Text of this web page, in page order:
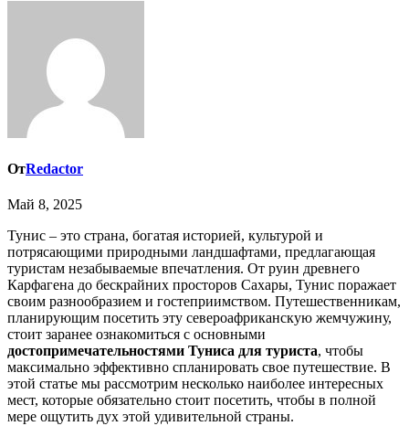
ОтRedactor
Май 8, 2025
Тунис – это страна, богатая историей, культурой и
потрясающими природными ландшафтами, предлагающая
туристам незабываемые впечатления. От руин древнего
Карфагена до бескрайних просторов Сахары, Тунис поражает
своим разнообразием и гостеприимством. Путешественникам,
планирующим посетить эту североафриканскую жемчужину,
стоит заранее ознакомиться с основными
достопримечательностями Туниса для туриста, чтобы
максимально эффективно спланировать свое путешествие. В
этой статье мы рассмотрим несколько наиболее интересных
мест, которые обязательно стоит посетить, чтобы в полной
мере ощутить дух этой удивительной страны.